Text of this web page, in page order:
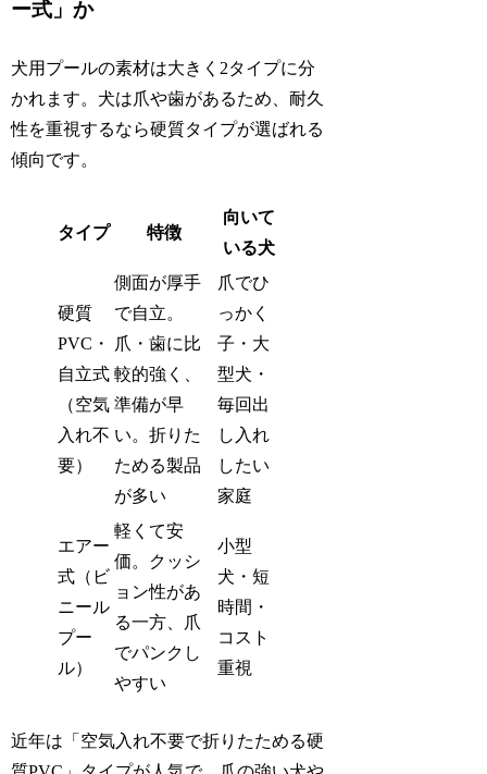
ー式」か
犬用プールの素材は大きく2タイプに分
かれます。犬は爪や歯があるため、耐久
性を重視するなら硬質タイプが選ばれる
傾向です。
タイプ 特徴
向いて
いる犬
硬質
PVC・
自立式
（空気
入れ不
要）
側面が厚手
で自立。
爪・歯に比
較的強く、
準備が早
い。折りた
ためる製品
が多い
爪でひ
っかく
子・大
型犬・
毎回出
し入れ
したい
家庭
エアー
式（ビ
ニール
プー
ル）
軽くて安
価。クッシ
ョン性があ
る一方、爪
でパンクし
やすい
小型
犬・短
時間・
コスト
重視
近年は「空気入れ不要で折りたためる硬